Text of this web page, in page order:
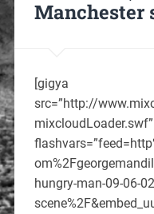
Manchester
[gigya
src=”http://
mixcloudLoader.swf”
hungry-man-09-06-